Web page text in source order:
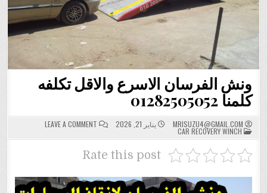
ونش الفرسان الاسرع والاقل تكلفه
كلمنا 01282505052
MRISUZU4@GMAIL.COM يناير 21, 2026 LEAVE A COMMENT
ON
ونش
الفرسان
POSTED
IN
CAR RECOVERY WINCH
Rate this post